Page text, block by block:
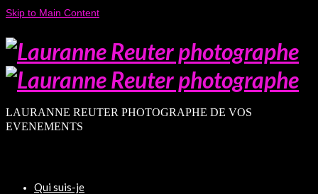
Skip to Main Content
LAURANNE REUTER PHOTOGRAPHE DE VOS
EVENEMENTS
Qui suis-je